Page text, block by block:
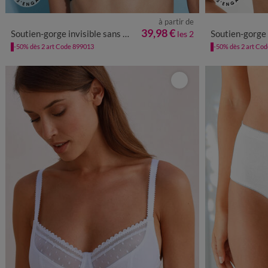
Soutien-gorge invisible sans armatures - lot de 2
à partir de
39,98 € les 2
-50% dès 2 art Code 899013
Soutien-gorge grand
-50% dès 2 art